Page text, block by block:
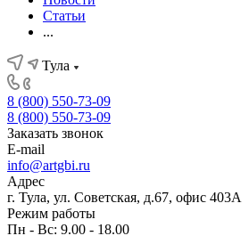
Статьи
...
Тула
8 (800) 550-73-09
8 (800) 550-73-09
Заказать звонок
E-mail
info@artgbi.ru
Адрес
г. Тула, ул. Советская, д.67, офис 403А
Режим работы
Пн - Вс: 9.00 - 18.00